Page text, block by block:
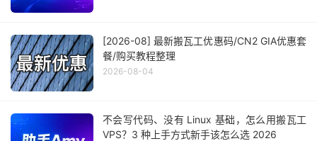
[2026-08] 最新搬瓦工优惠码/CN2 GIA优惠套
餐/购买教程整理
2026-08-04
不会写代码、没有 Linux 基础，怎么用搬瓦工
VPS？3 种上手方式新手该怎么选 2026